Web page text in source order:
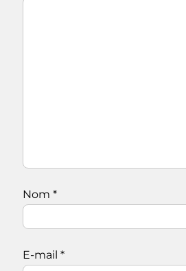
Nom *
E-mail *